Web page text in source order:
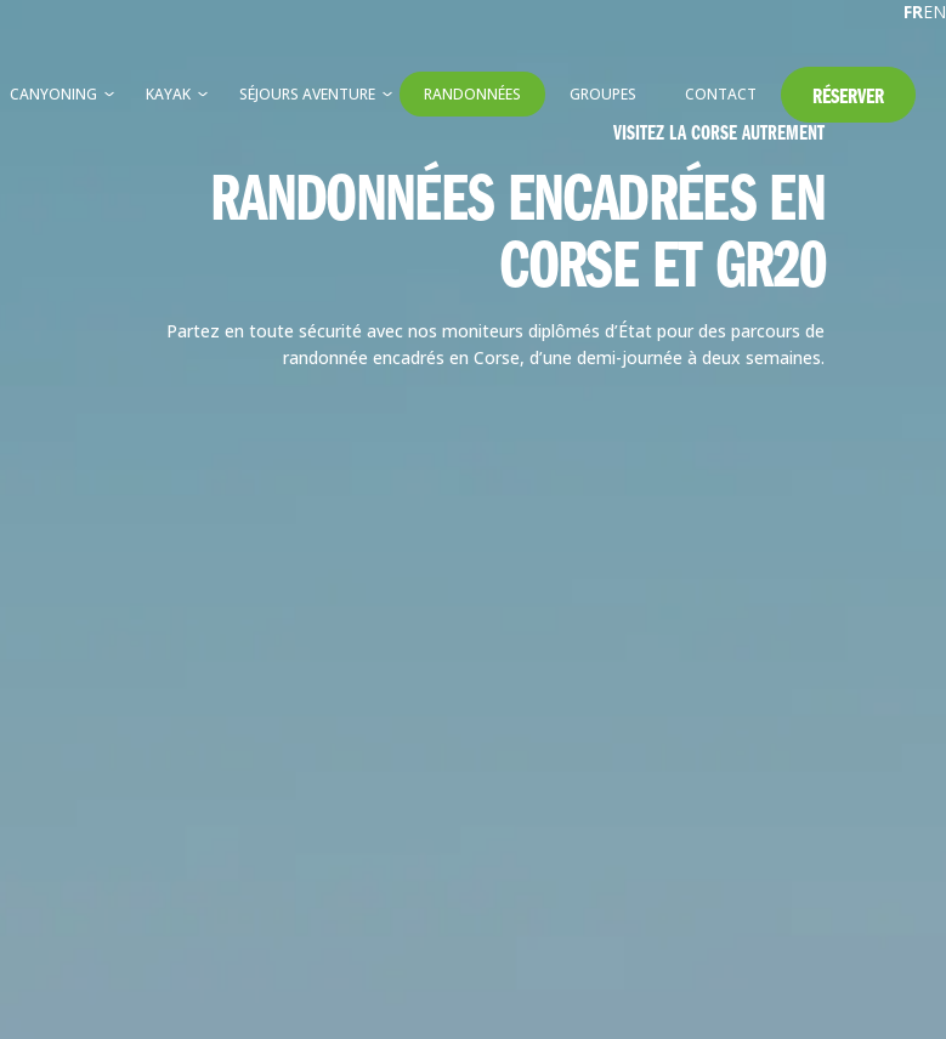
CANYONING KAYAK SÉJOURS AVENTURE RANDONNÉES GROUPES CONTACT RÉSERVER
FREN
VISITEZ LA CORSE AUTREMENT
RANDONNÉES ENCADRÉES EN
CORSE ET GR20
Partez en toute sécurité avec nos moniteurs diplômés d’État pour des parcours de
randonnée encadrés en Corse, d’une demi-journée à deux semaines.